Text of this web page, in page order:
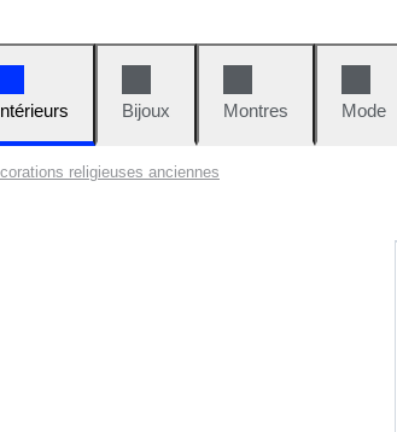
Bijoux Montres Mode
religieuses anciennes